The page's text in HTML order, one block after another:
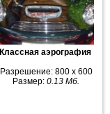
Классная аэрография
Разрешение: 800 x 600
Размер: 0.13 Мб.